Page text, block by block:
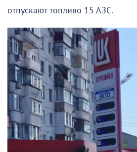
отпускают топливо 15 АЗС.